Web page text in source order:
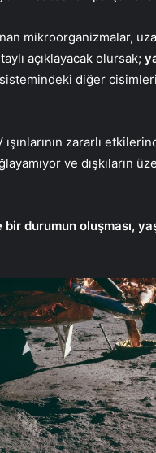
mikroorganizmalar,
açıklayacak olursak;
diğer
zararlı
ve dışkıların
bir durumun oluşması,